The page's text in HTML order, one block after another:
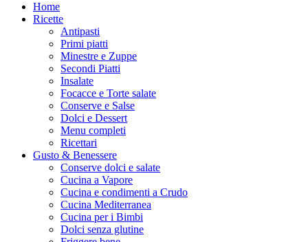
Home
Ricette
Antipasti
Primi piatti
Minestre e Zuppe
Secondi Piatti
Insalate
Focacce e Torte salate
Conserve e Salse
Dolci e Dessert
Menu completi
Ricettari
Gusto & Benessere
Conserve dolci e salate
Cucina a Vapore
Cucina e condimenti a Crudo
Cucina Mediterranea
Cucina per i Bimbi
Dolci senza glutine